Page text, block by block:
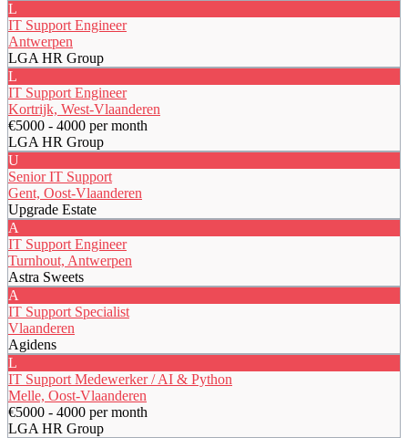
L
IT Support Engineer
Antwerpen
LGA HR Group
L
IT Support Engineer
Kortrijk, West-Vlaanderen
€5000 - 4000 per month
LGA HR Group
U
Senior IT Support
Gent, Oost-Vlaanderen
Upgrade Estate
A
IT Support Engineer
Turnhout, Antwerpen
Astra Sweets
A
IT Support Specialist
Vlaanderen
Agidens
L
IT Support Medewerker / AI & Python
Melle, Oost-Vlaanderen
€5000 - 4000 per month
LGA HR Group